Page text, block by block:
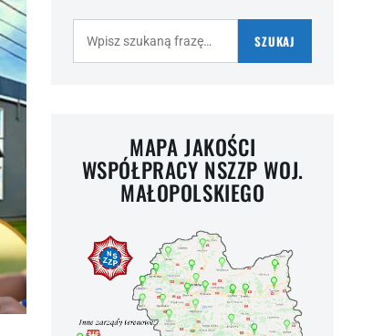
SZUKAJ
MAPA JAKOŚCI
WSPÓŁPRACY NSZZP WOJ.
MAŁOPOLSKIEGO